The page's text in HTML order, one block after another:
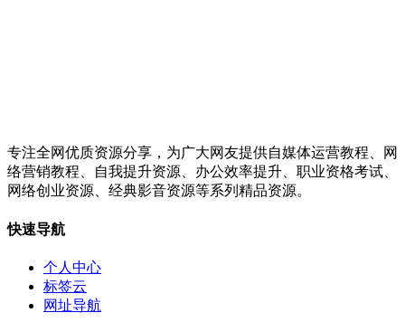
专注全网优质资源分享，为广大网友提供自媒体运营教程、网
络营销教程、自我提升资源、办公效率提升、职业资格考试、
网络创业资源、经典影音资源等系列精品资源。
快速导航
个人中心
标签云
网址导航